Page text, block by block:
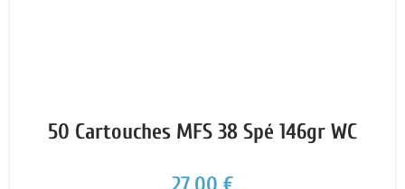
50 Cartouches MFS 38 Spé 146gr WC